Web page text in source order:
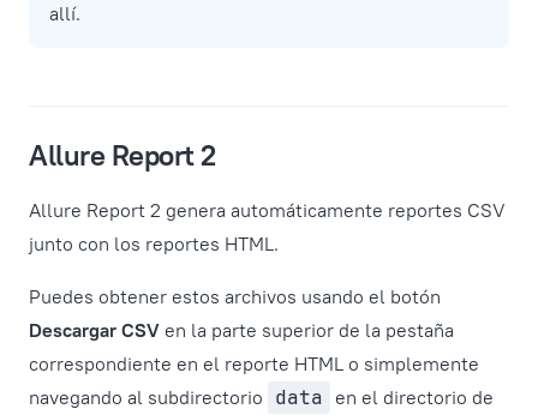
allí.
Allure Report 2
Allure Report 2 genera automáticamente reportes CSV
junto con los reportes HTML.
Puedes obtener estos archivos usando el botón
Descargar CSV en la parte superior de la pestaña
correspondiente en el reporte HTML o simplemente
navegando al subdirectorio data en el directorio de